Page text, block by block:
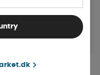
Spand 5L med låg,